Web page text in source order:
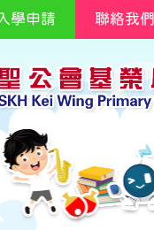
學申請 聯絡我們